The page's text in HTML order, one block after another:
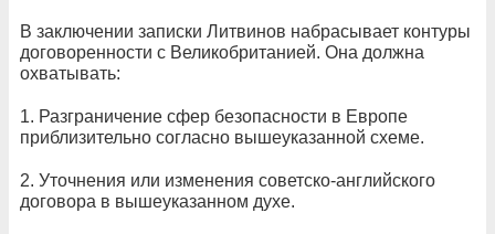
В заключении записки Литвинов набрасывает контуры
договоренности с Великобританией. Она должна
охватывать:
1. Разграничение сфер безопасности в Европе
приблизительно согласно вышеуказанной схеме.
2. Уточнения или изменения советско-английского
договора в вышеуказанном духе.